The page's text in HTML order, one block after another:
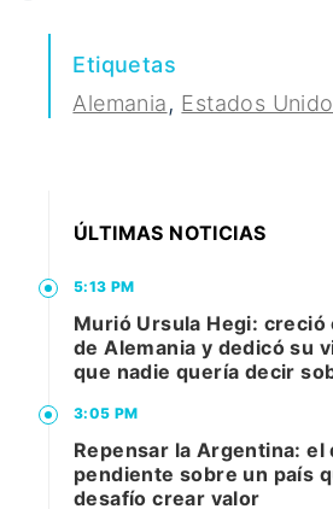
Etiquetas
Alemania, Estados
ÚLTIMAS NOTICIAS
5:13 PM
Murió Ursula Hegi:
de Alemania y dedicó su
que nadie quería decir
3:05 PM
Repensar la Argentina: el
pendiente sobre un país
desafío crear valor